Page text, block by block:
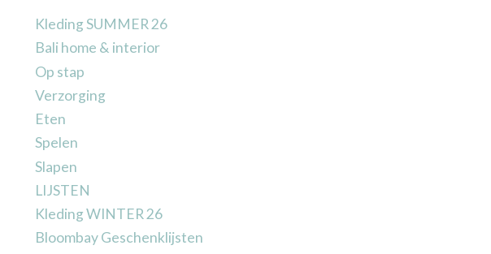
Kleding SUMMER 26
Bali home & interior
Op stap
Verzorging
Eten
Spelen
Slapen
LIJSTEN
Kleding WINTER 26
Bloombay Geschenklijsten